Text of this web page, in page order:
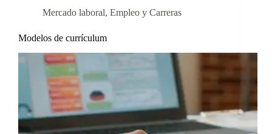
Mercado laboral, Empleo y Carreras
Modelos de currículum